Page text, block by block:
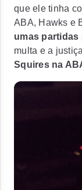
que ele tinha
ABA, Hawks e
umas partidas
multa e a
Squires na